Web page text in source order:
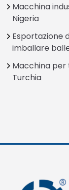
Macchina
Nigeria
Esportazione
imballare
Macchina
Turchia